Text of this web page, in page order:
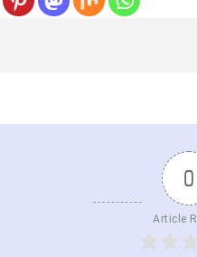
0
Article